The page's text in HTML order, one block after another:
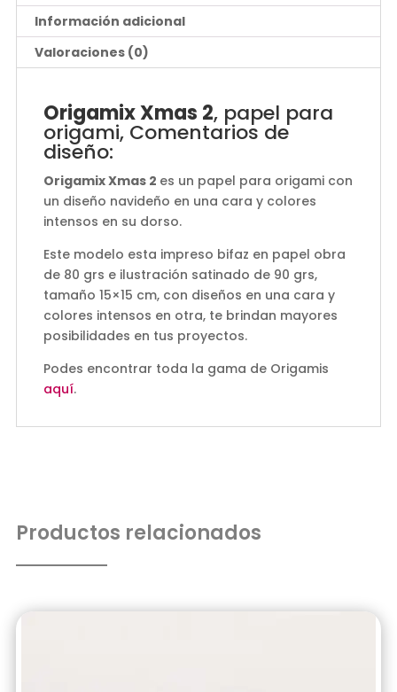
Información adicional
Valoraciones (0)
Origamix Xmas 2, papel para
origami, Comentarios de
diseño:
Origamix Xmas 2 es un papel para origami con
un diseño navideño en una cara y colores
intensos en su dorso.
Este modelo esta impreso bifaz en papel obra
de 80 grs e ilustración satinado de 90 grs,
tamaño 15×15 cm, con diseños en una cara y
colores intensos en otra, te brindan mayores
posibilidades en tus proyectos.
Podes encontrar toda la gama de Origamis
aquí.
Productos relacionados